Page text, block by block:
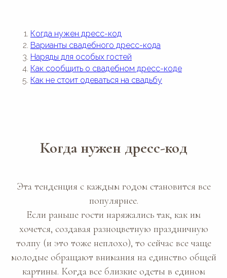
Когда нужен дресс-код
Варианты свадебного дресс-кода
Наряды для особых гостей
Как сообщить о свадебном дресс-коде
Как не стоит одеваться на свадьбу
Когда нужен дресс-код
Эта тенденция с каждым годом становится все
популярнее.
Если раньше гости наряжались так, как им
хочется, создавая разноцветную праздничную
толпу (и это тоже неплохо), то сейчас все чаще
молодые обращают внимания на единство общей
картины. Когда все близкие одеты в едином